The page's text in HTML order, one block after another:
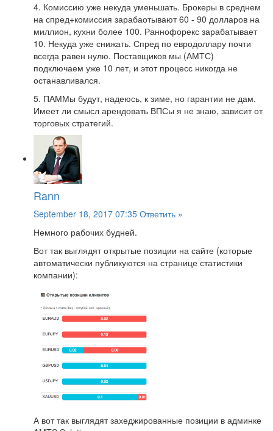
4. Комиссию уже некуда уменьшать. Брокеры в среднем
на спред+комиссия зарабаотывают 60 - 90 долларов на
миллион, кухни более 100. Раннофорекс зарабатывает
10. Некуда уже снижать. Спред по евродоллару почти
всегда равен нулю. Поставщиков мы (АМТС)
подключаем уже 10 лет, и этот процесс никогда не
останавливался.
5. ПАММы будут, надеюсь, к зиме, но гарантии не дам.
Имеет ли смысл арендовать ВПСы я не знаю, зависит от
торговых стратегий.
Rann
September 18, 2017 07:35 Ответить »
Немного рабочих будней.
Вот так выглядят открытые позиции на сайте (которые
автоматически публикуются на странице статистики
компании):
А вот так выглядят захеджированные позиции в админке